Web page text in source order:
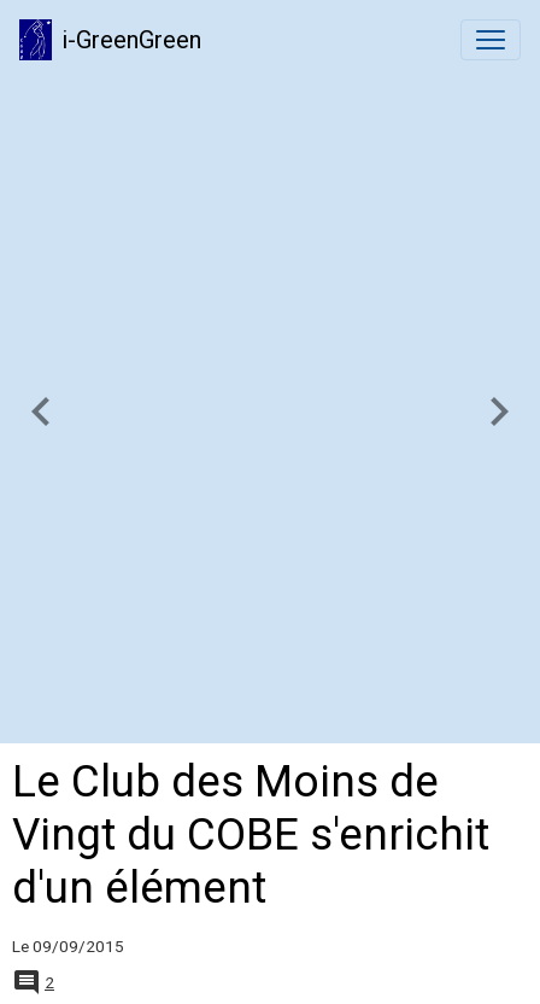
i-GreenGreen
Le Club des Moins de
Vingt du COBE s'enrichit
d'un élément
Le 09/09/2015
2